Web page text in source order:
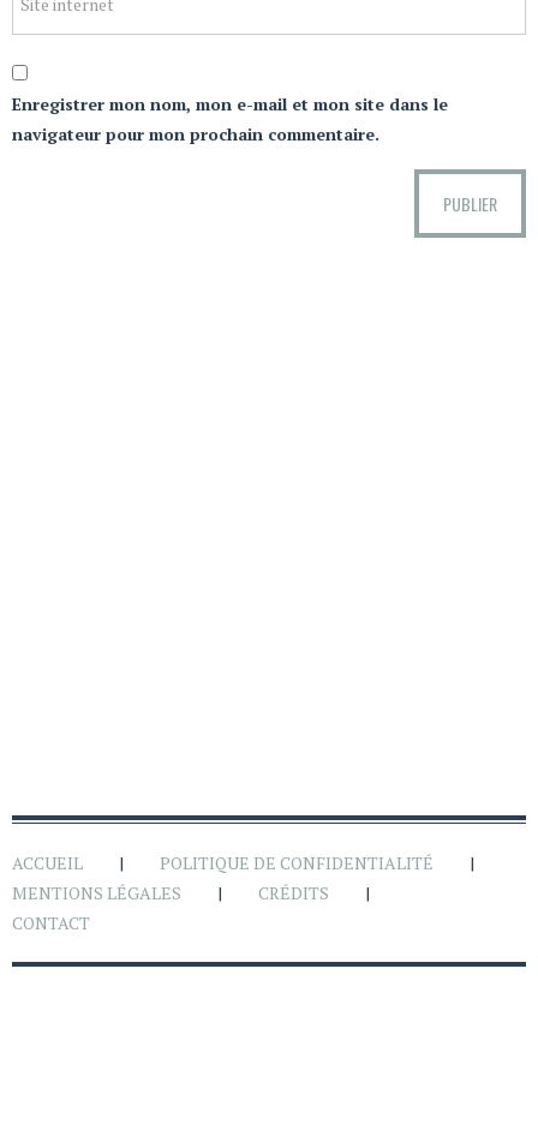
Enregistrer mon nom, mon e-mail et mon site dans le
navigateur pour mon prochain commentaire.
ACCUEIL
POLITIQUE DE CONFIDENTIALITÉ
MENTIONS LÉGALES
CRÉDITS
CONTACT